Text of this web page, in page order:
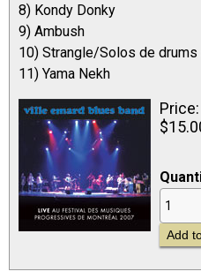
8) Kondy Donky
9) Ambush
10) Strangle/Solos de
11) Yama Nekh
Price: